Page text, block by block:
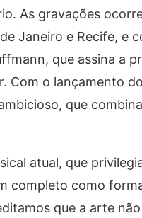
As gravações
Janeiro e Recife, e
que assina a
Com o lançamento
que
atual, que
completo como
que a arte